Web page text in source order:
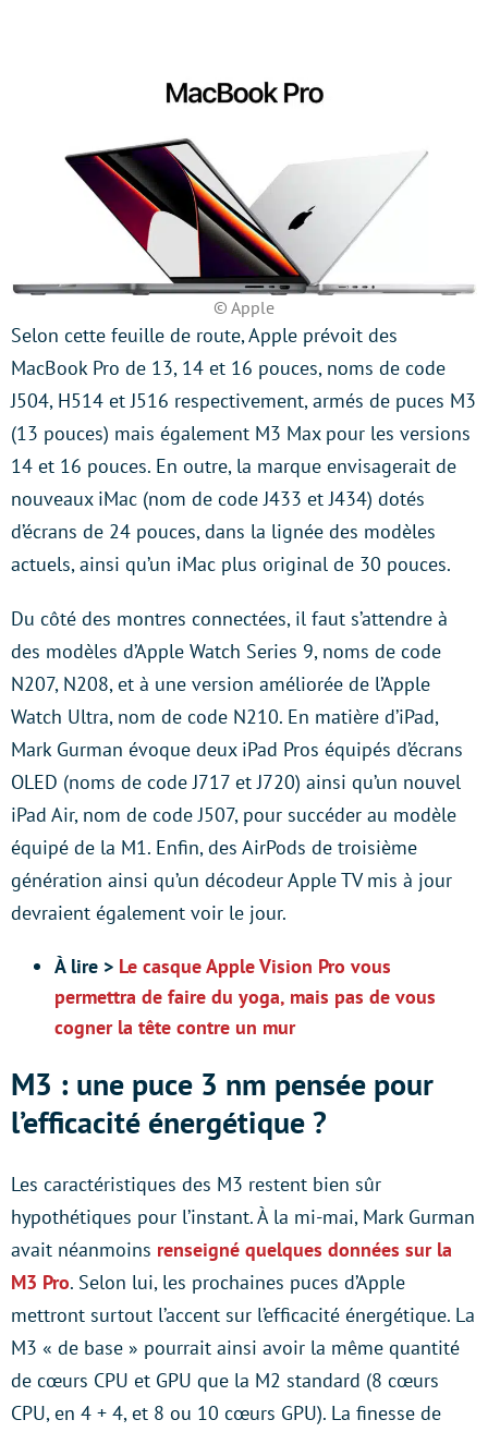
© Apple
Selon cette feuille de route, Apple prévoit des
MacBook Pro de 13, 14 et 16 pouces, noms de code
J504, H514 et J516 respectivement, armés de puces M3
(13 pouces) mais également M3 Max pour les versions
14 et 16 pouces. En outre, la marque envisagerait de
nouveaux iMac (nom de code J433 et J434) dotés
d’écrans de 24 pouces, dans la lignée des modèles
actuels, ainsi qu’un iMac plus original de 30 pouces.
Du côté des montres connectées, il faut s’attendre à
des modèles d’Apple Watch Series 9, noms de code
N207, N208, et à une version améliorée de l’Apple
Watch Ultra, nom de code N210. En matière d’iPad,
Mark Gurman évoque deux iPad Pros équipés d’écrans
OLED (noms de code J717 et J720) ainsi qu’un nouvel
iPad Air, nom de code J507, pour succéder au modèle
équipé de la M1. Enfin, des AirPods de troisième
génération ainsi qu’un décodeur Apple TV mis à jour
devraient également voir le jour.
À lire > Le casque Apple Vision Pro vous
permettra de faire du yoga, mais pas de vous
cogner la tête contre un mur
M3 : une puce 3 nm pensée pour
l’efficacité énergétique ?
Les caractéristiques des M3 restent bien sûr
hypothétiques pour l’instant. À la mi-mai, Mark Gurman
avait néanmoins renseigné quelques données sur la
M3 Pro. Selon lui, les prochaines puces d’Apple
mettront surtout l’accent sur l’efficacité énergétique. La
M3 « de base » pourrait ainsi avoir la même quantité
de cœurs CPU et GPU que la M2 standard (8 cœurs
CPU, en 4 + 4, et 8 ou 10 cœurs GPU). La finesse de